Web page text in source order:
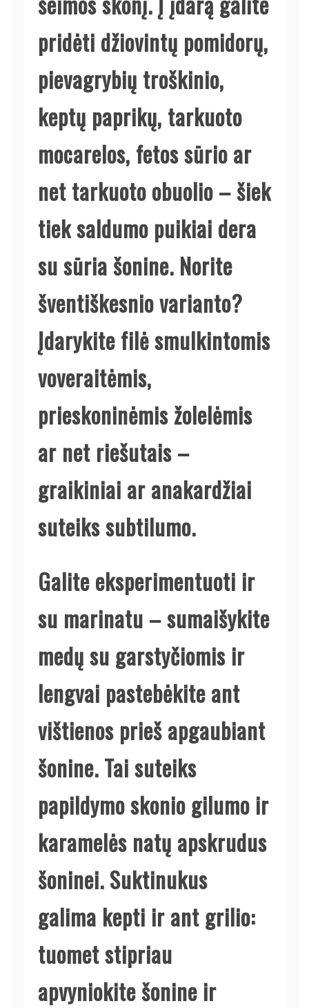
pridėti džiovintų pomidorų,
pievagrybių troškinio,
keptų paprikų, tarkuoto
mocarelos, fetos sūrio ar
net tarkuoto obuolio – šiek
tiek saldumo puikiai dera
su sūria šonine. Norite
šventiškesnio varianto?
Įdarykite filė smulkintomis
voveraitėmis,
prieskoninėmis žolelėmis
ar net riešutais –
graikiniai ar anakardžiai
suteiks subtilumo.
Galite eksperimentuoti ir
su marinatu – sumaišykite
medų su garstyčiomis ir
lengvai pastebėkite ant
vištienos prieš apgaubiant
šonine. Tai suteiks
papildymo skonio gilumo ir
karamelės natų apskrudus
šoninei. Suktinukus
galima kepti ir ant grilio:
tuomet stipriau
apvyniokite šonine ir